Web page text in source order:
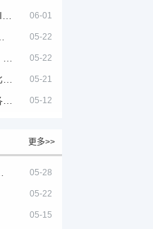
06-01
05-22
05-22
05-21
2026年中级注册安全工程师感知境界各大机构课程 05-12
更多>>
05-28
05-22
05-15